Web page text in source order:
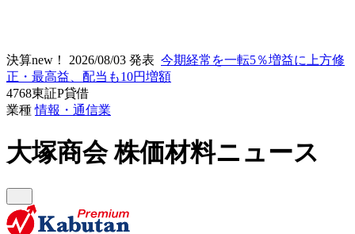
決算new！ 2026/08/03 発表 今期経常を一転5％増益に上方修
正・最高益、配当も10円増額
4768東証P貸借
業種情報・通信業
大塚商会株価材料ニュース